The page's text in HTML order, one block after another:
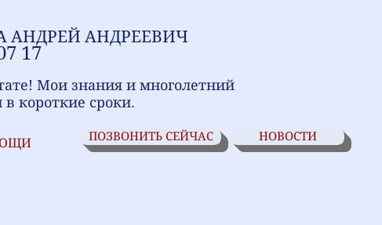
АНДРЕЙ АНДРЕЕВИЧ
17
Мои знания и многолетний
короткие сроки.
ПОЗВОНИТЬ СЕЙЧАС НОВОСТИ